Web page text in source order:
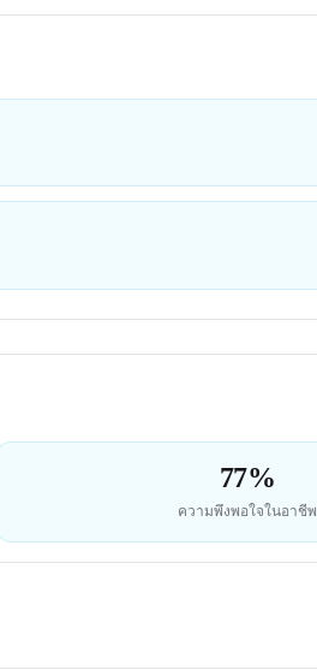
77%
ความพึงพอใจในอาชีพ